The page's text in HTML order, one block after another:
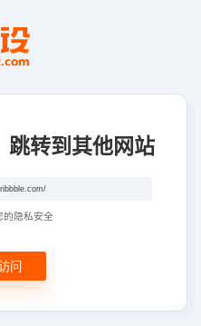
跳转到其他网站
的隐私安全
问